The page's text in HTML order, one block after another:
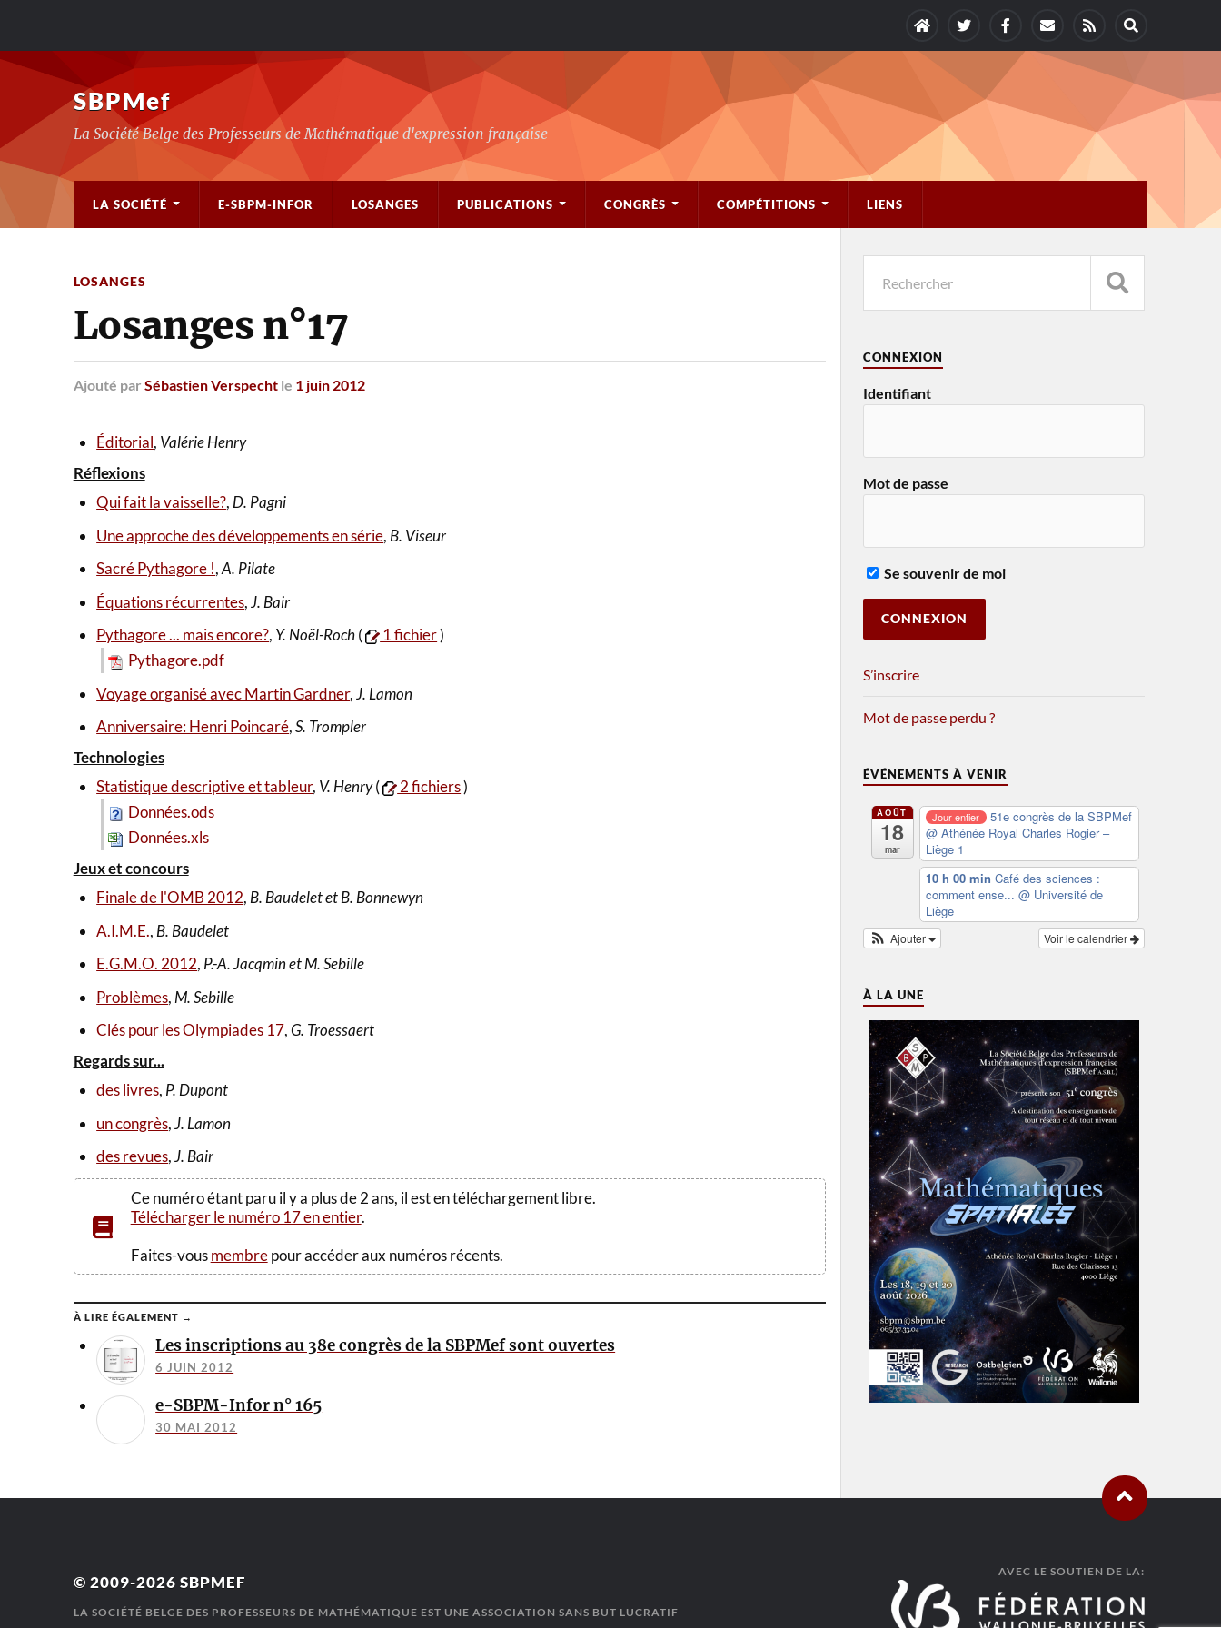
SBPMef
La Société Belge des Professeurs de Mathématique d'expression française
LA SOCIÉTÉ E-SBPM-INFOR LOSANGES PUBLICATIONS CONGRÈS COMPÉTITIONS LIENS
LOSANGES
Losanges n°17
Ajouté par Sébastien Verspecht le 1 juin 2012
Éditorial, Valérie Henry
Réflexions
Qui fait la vaisselle?, D. Pagni
Une approche des développements en série, B. Viseur
Sacré Pythagore !,A. Pilate
Équations récurrentes,J. Bair
Pythagore ... mais encore?, Y. Noël-Roch( 1 fichier)
Pythagore.pdf
Voyage organisé avec Martin Gardner,J. Lamon
Anniversaire: Henri Poincaré,S. Trompler
Technologies
Statistique descriptive et tableur, V. Henry( 2 fichiers)
Données.ods
Données.xls
Jeux et concours
Finale de l'OMB 2012, B. Baudelet et B. Bonnewyn
A.I.M.E., B. Baudelet
E.G.M.O. 2012, P.-A. Jacqmin et M. Sebille
Problèmes, M. Sebille
Clés pour les Olympiades 17,G. Troessaert
Regards sur...
des livres, P. Dupont
un congrès,J. Lamon
des revues,J. Bair
Ce numéro étant paru il y a plus de 2 ans, il est en téléchargement libre.
Télécharger le numéro 17 en entier.
Faites-vousmembrepour accéder aux numéros récents.
À LIRE ÉGALEMENT →
Les inscriptions au 38e congrès de la SBPMef sont ouvertes
6 JUIN 2012
e-SBPM-Infor n° 165
30 MAI 2012
CONNEXION
Identifiant
Mot de passe
Se souvenir de moi
S’inscrire
Mot de passe perdu ?
ÉVÉNEMENTS À VENIR
AOÛT
18
mar
Jour entier
51e congrès de la SBPMef
@ Athénée Royal Charles Rogier –
Liège 1
10 h 00 min Café des sciences :
comment ense... @ Université de
Liège
Voir le calendrier
Ajouter
À LA UNE
© 2009-2026 SBPMEF
LA SOCIÉTÉ BELGE DES PROFESSEURS DE MATHÉMATIQUE EST UNE ASSOCIATION SANS BUT LUCRATIF
AVEC LE SOUTIEN DE LA: